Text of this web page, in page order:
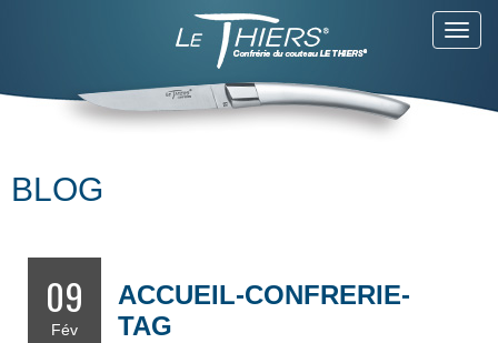
BLOG
09
Fév
ACCUEIL-CONFRERIE-
TAG